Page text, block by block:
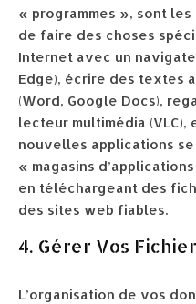
« programmes », sont
de faire des choses
Internet avec un
Edge), écrire des textes
(Word, Google Docs),
lecteur multimédia (VLC),
nouvelles applications
« magasins
en téléchargeant des
des sites web fiables.
4. Gérer Vos
L’organisation de vos